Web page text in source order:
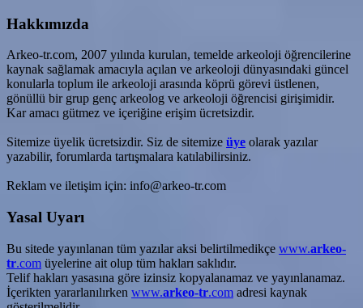
Hakkımızda
Arkeo-tr.com, 2007 yılında kurulan, temelde arkeoloji öğrencilerine
kaynak sağlamak amacıyla açılan ve arkeoloji dünyasındaki güncel
konularla toplum ile arkeoloji arasında köprü görevi üstlenen,
gönüllü bir grup genç arkeolog ve arkeoloji öğrencisi girişimidir.
Kar amacı gütmez ve içeriğine erişim ücretsizdir.
Sitemize üyelik ücretsizdir. Siz de sitemize üye olarak yazılar
yazabilir, forumlarda tartışmalara katılabilirsiniz.
Reklam ve iletişim için: info@arkeo-tr.com
Yasal Uyarı
Bu sitede yayınlanan tüm yazılar aksi belirtilmedikçe www.arkeo-
tr.com üyelerine ait olup tüm hakları saklıdır.
Telif hakları yasasına göre izinsiz kopyalanamaz ve yayınlanamaz.
İçerikten yararlanılırken www.arkeo-tr.com adresi kaynak